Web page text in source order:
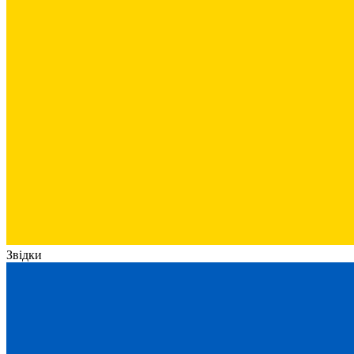
Звідки